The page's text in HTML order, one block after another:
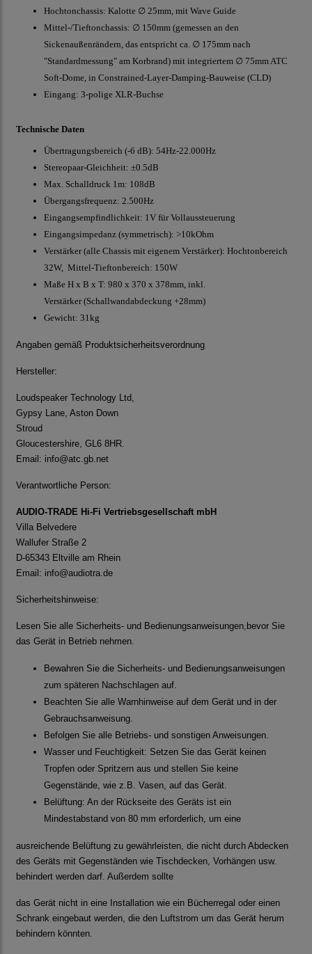
Hochtonchassis: Kalotte ∅ 25mm, mit Wave Guide
Mittel-/Tieftonchassis: ∅ 150mm (gemessen an den
Sickenaußenrändern, das entspricht ca. ∅ 175mm nach
"Standardmessung" am Korbrand) mit integriertem ∅ 75mm ATC
Soft-Dome, in Constrained-Layer-Damping-Bauweise (CLD)
Eingang: 3-polige XLR-Buchse
Technische Daten
Übertragungsbereich (-6 dB): 54Hz-22.000Hz
Stereopaar-Gleichheit: ±0.5dB
Max. Schalldruck 1m: 108dB
Übergangsfrequenz: 2.500Hz
Eingangsempfindlichkeit: 1V für Vollaussteuerung
Eingangsimpedanz (symmetrisch): >10kOhm
Verstärker (alle Chassis mit eigenem Verstärker): Hochtonbereich
32W, Mittel-Tieftonbereich: 150W
Maße H x B x T: 980 x 370 x 378mm, inkl.
Verstärker (Schallwandabdeckung +28mm)
Gewicht: 31kg
Angaben gemäß Produktsicherheitsverordnung
Hersteller:
Loudspeaker Technology Ltd,
Gypsy Lane, Aston Down
Stroud
Gloucestershire, GL6 8HR.
Email: info@atc.gb.net
Verantwortliche Person:
AUDIO-TRADE Hi-Fi Vertriebsgesellschaft mbH
Villa Belvedere
Wallufer Straße 2
D-65343 Eltville am Rhein
Email: info@audiotra.de
Sicherheitshinweise:
Lesen Sie alle Sicherheits- und Bedienungsanweisungen,bevor Sie
das Gerät in Betrieb nehmen.
Bewahren Sie die Sicherheits- und Bedienungsanweisungen
zum späteren Nachschlagen auf.
Beachten Sie alle Warnhinweise auf dem Gerät und in der
Gebrauchsanweisung.
Befolgen Sie alle Betriebs- und sonstigen Anweisungen.
Wasser und Feuchtigkeit: Setzen Sie das Gerät keinen
Tropfen oder Spritzern aus und stellen Sie keine
Gegenstände, wie z.B. Vasen, auf das Gerät.
Belüftung: An der Rückseite des Geräts ist ein
Mindestabstand von 80 mm erforderlich, um eine
ausreichende Belüftung zu gewährleisten, die nicht durch Abdecken
des Geräts mit Gegenständen wie Tischdecken, Vorhängen usw.
behindert werden darf. Außerdem sollte
das Gerät nicht in eine Installation wie ein Bücherregal oder einen
Schrank eingebaut werden, die den Luftstrom um das Gerät herum
behindern könnten.